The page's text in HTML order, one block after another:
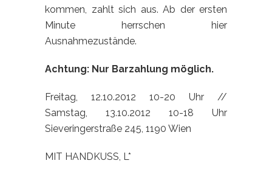
kommen, zahlt sich aus. Ab der ersten
Minute herrschen hier
Ausnahmezustände.
Achtung: Nur Barzahlung möglich.
Freitag, 12.10.2012 10-20 Uhr //
Samstag, 13.10.2012 10-18 Uhr
Sieveringerstraße 245, 1190 Wien
MIT HANDKUSS, L*